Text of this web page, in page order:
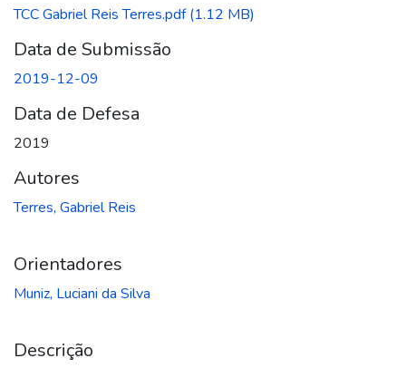
TCC Gabriel Reis Terres.pdf(1.12 MB)
Data de Submissão
2019-12-09
Data de Defesa
2019
Autores
Terres, Gabriel Reis
Orientadores
Muniz, Luciani da Silva
Descrição